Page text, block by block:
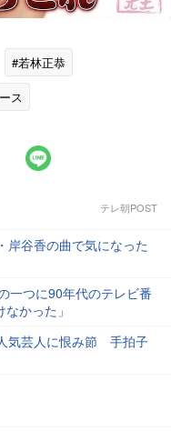
#若林正恭
ス
テレ朝POST
谷香の曲で気になった
一つに90年代のテレビ番
かった」
気芸人に恨み節 手拍子